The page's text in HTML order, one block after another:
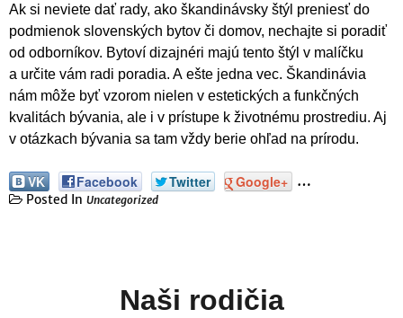
Ak si neviete dať rady, ako škandinávsky štýl preniesť do
podmienok slovenských bytov či domov, nechajte si poradiť
od odborníkov. Bytoví dizajnéri majú tento štýl v malíčku
a určite vám radi poradia. A ešte jedna vec. Škandinávia
nám môže byť vzorom nielen v estetických a funkčných
kvalitách bývania, ale i v prístupe k životnému prostrediu. Aj
v otázkach bývania sa tam vždy berie ohľad na prírodu.
VK Facebook Twitter Google+ …
Posted In Uncategorized
Naši rodičia